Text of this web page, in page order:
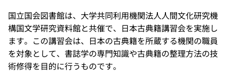
国立国会図書館は、大学共同利用機関法人人間文化研究機
構国文学研究資料館と共催で、日本古典籍講習会を実施し
ます。この講習会は、日本の古典籍を所蔵する機関の職員
を対象として、書誌学の専門知識や古典籍の整理方法の技
術修得を目的に行うものです。